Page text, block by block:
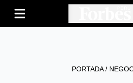
PORTADA/